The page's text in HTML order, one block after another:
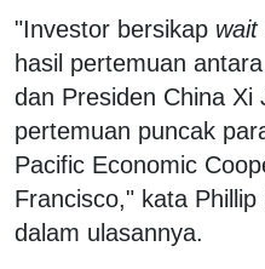
"Investor bersikap wait
hasil pertemuan
dan Presiden China Xi
pertemuan puncak
Pacific Economic
Francisco," kata
dalam ulasannya.